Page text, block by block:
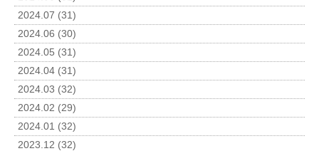
2024.07 (31)
2024.06 (30)
2024.05 (31)
2024.04 (31)
2024.03 (32)
2024.02 (29)
2024.01 (32)
2023.12 (32)